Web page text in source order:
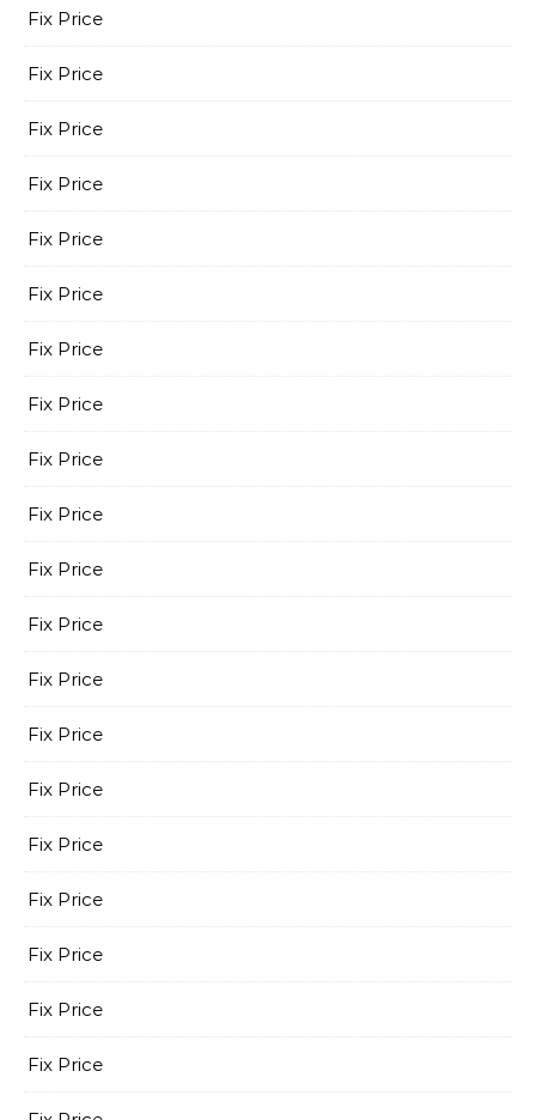
Fix Price
Fix Price
Fix Price
Fix Price
Fix Price
Fix Price
Fix Price
Fix Price
Fix Price
Fix Price
Fix Price
Fix Price
Fix Price
Fix Price
Fix Price
Fix Price
Fix Price
Fix Price
Fix Price
Fix Price